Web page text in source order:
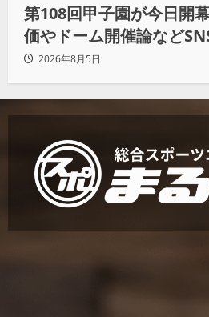
第108回甲子園が今日開
価やドーム開催論など
2026年8月5日